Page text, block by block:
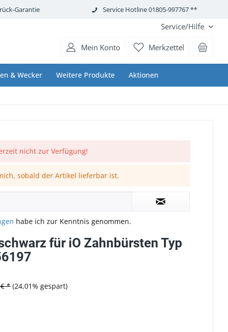
Garantie Service Hotline 01805-997767 **
Service/Hilfe
Merkzettel
Mein Konto
& Wecker Weitere Produkte Aktionen
nicht zur Verfügung!
sobald der Artikel lieferbar ist.
habe ich zur Kenntnis genommen.
für iO Zahnbürsten Typ
* (24,01% gespart)